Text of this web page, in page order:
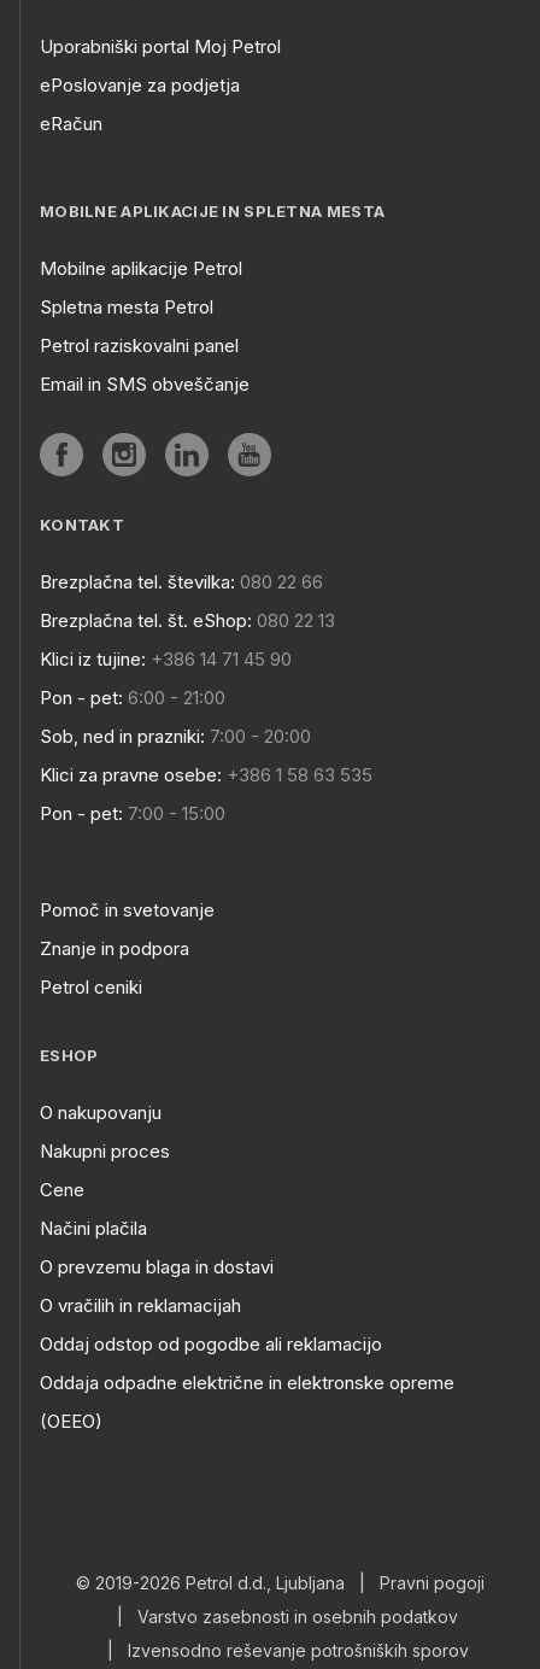
Uporabniški portal Moj Petrol
ePoslovanje za podjetja
eRačun
MOBILNE APLIKACIJE IN SPLETNA MESTA
Mobilne aplikacije Petrol
Spletna mesta Petrol
Petrol raziskovalni panel
Email in SMS obveščanje
KONTAKT
Brezplačna tel. številka: 080 22 66
Brezplačna tel. št. eShop: 080 22 13
Klici iz tujine: +386 14 71 45 90
Pon - pet: 6:00 - 21:00
Sob, ned in prazniki: 7:00 - 20:00
Klici za pravne osebe: +386 1 58 63 535
Pon - pet: 7:00 - 15:00
Pomoč in svetovanje
Znanje in podpora
Petrol ceniki
ESHOP
O nakupovanju
Nakupni proces
Cene
Načini plačila
O prevzemu blaga in dostavi
O vračilih in reklamacijah
Oddaj odstop od pogodbe ali reklamacijo
Oddaja odpadne električne in elektronske opreme
(OEEO)
© 2019-2026 Petrol d.d., Ljubljana
Pravni pogoji
Varstvo zasebnosti in osebnih podatkov
Izvensodno reševanje potrošniških sporov